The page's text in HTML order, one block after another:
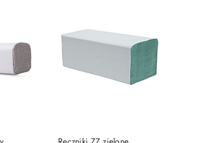
DO KOSZYKA